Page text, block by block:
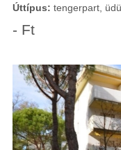
Úttípus: tengerpart,
- Ft